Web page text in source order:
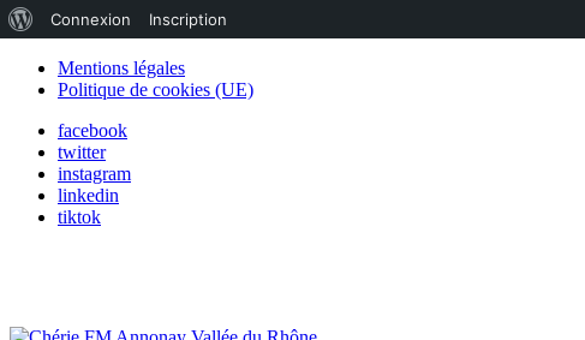
Mentions légales
Politique de cookies (UE)
facebook
twitter
instagram
linkedin
tiktok
de
WordPress
Connexion Inscription